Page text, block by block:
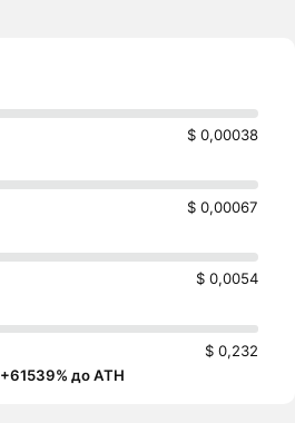
$ 0,00038
$ 0,00067
$ 0,0054
$ 0,232
+61539% до ATH